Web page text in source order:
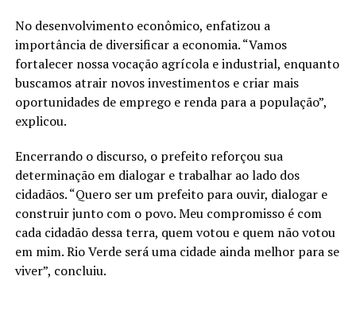
No desenvolvimento econômico, enfatizou a
importância de diversificar a economia. “Vamos
fortalecer nossa vocação agrícola e industrial, enquanto
buscamos atrair novos investimentos e criar mais
oportunidades de emprego e renda para a população”,
explicou.
Encerrando o discurso, o prefeito reforçou sua
determinação em dialogar e trabalhar ao lado dos
cidadãos. “Quero ser um prefeito para ouvir, dialogar e
construir junto com o povo. Meu compromisso é com
cada cidadão dessa terra, quem votou e quem não votou
em mim. Rio Verde será uma cidade ainda melhor para se
viver”, concluiu.